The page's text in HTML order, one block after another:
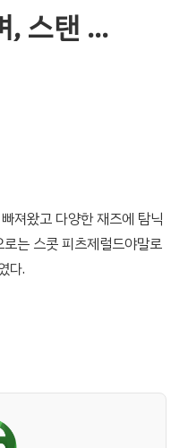
, 스탠 …
져왔고 다양한 재즈에 탐닉
는 스콧 피츠제럴드야말로
다.